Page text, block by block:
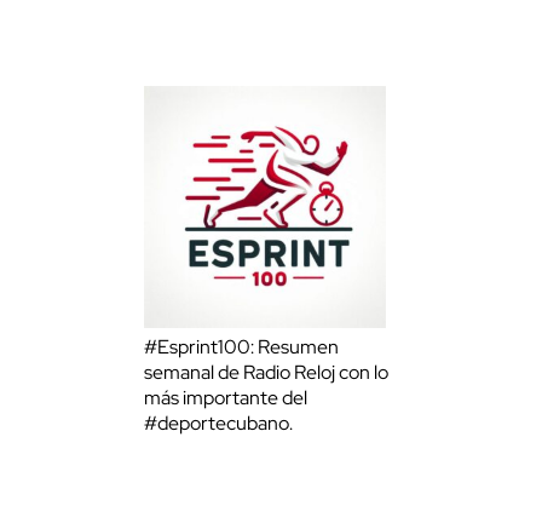
#Esprint100: Resumen
semanal de Radio Reloj con lo
más importante del
#deportecubano.